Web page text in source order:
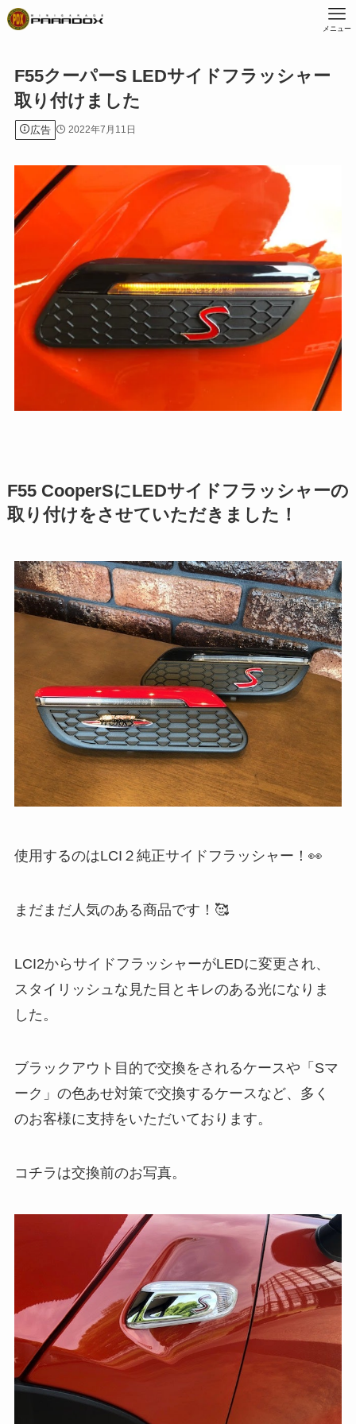
メニュー
F55クーパーS LEDサイドフラッシャー
取り付けました
広告 2022年7月11日
F55 CooperSにLEDサイドフラッシャーの
取り付けをさせていただきました！
使用するのはLCI２純正サイドフラッシャー！👀
まだまだ人気のある商品です！🥰
LCI2からサイドフラッシャーがLEDに変更され、
スタイリッシュな見た目とキレのある光になりま
した。
ブラックアウト目的で交換をされるケースや「Sマ
ーク」の色あせ対策で交換するケースなど、多く
のお客様に支持をいただいております。
コチラは交換前のお写真。